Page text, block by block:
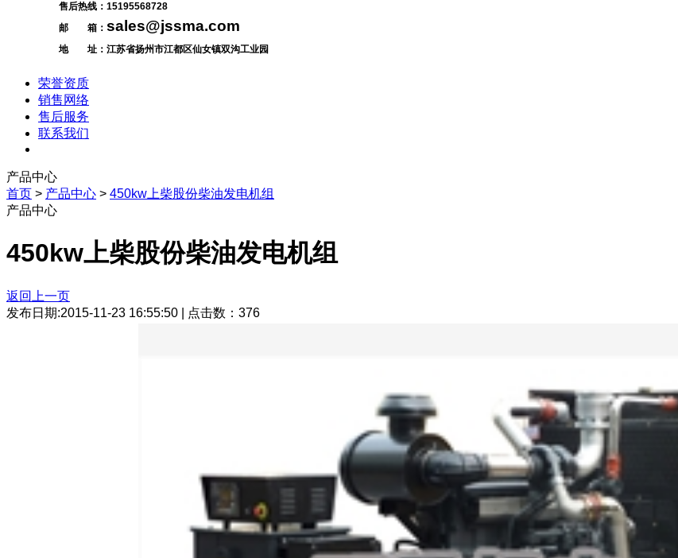
售后热线： 15195568728
邮 箱： sales@jssma.com
地 址：江苏省扬州市江都区仙女镇双沟工业园
荣誉资质
销售网络
售后服务
联系我们
产品中心
首页 > 产品中心 > 450kw上柴股份柴油发电机组
产品中心
450kw上柴股份柴油发电机组
返回上一页
发布日期:2015-11-23 16:55:50
点击数： 376